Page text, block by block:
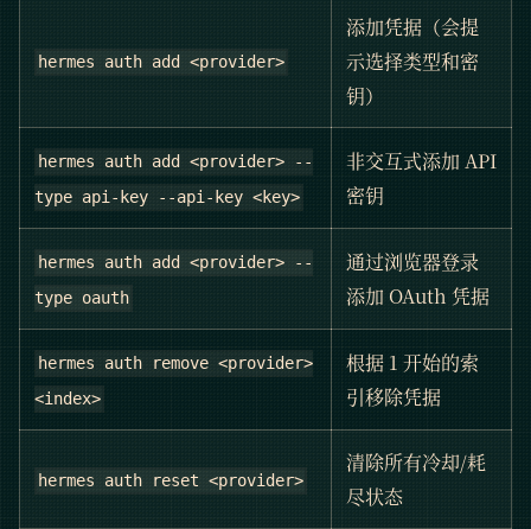
hermes auth add <provider>
添加凭据（会提
示选择类型和密
钥）
hermes auth add <provider> --
type api-key --api-key <key>
非交互式添加 API
密钥
hermes auth add <provider> --
type oauth
通过浏览器登录
添加 OAuth 凭据
hermes auth remove <provider>
<index>
根据 1 开始的索
引移除凭据
hermes auth reset <provider>
清除所有冷却/耗
尽状态